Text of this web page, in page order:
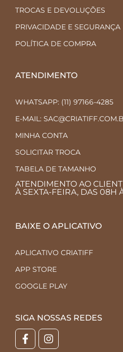
TROCAS E DEVOLUÇÕES
PRIVACIDADE E SEGURANÇA
POLÍTICA DE COMPRA
ATENDIMENTO
WHATSAPP: (11) 97166-4285
E-MAIL:
MINHA CONTA
SOLICITAR TROCA
TABELA DE TAMANHO
ATENDIMENTO AO
À SEXTA-FEIRA, DAS 08H
BAIXE O APLICATIVO
APLICATIVO CRIATIFF
APP STORE
GOOGLE PLAY
SIGA NOSSAS REDES